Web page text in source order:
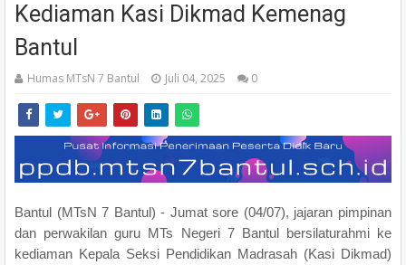
Kediaman Kasi Dikmad Kemenag
Bantul
Humas MTsN 7 Bantul Juli 04, 2025 0
Bantul (MTsN 7 Bantul) - Jumat sore (04/07), jajaran pimpinan
dan perwakilan guru MTs Negeri 7 Bantul bersilaturahmi ke
kediaman Kepala Seksi Pendidikan Madrasah (Kasi Dikmad)